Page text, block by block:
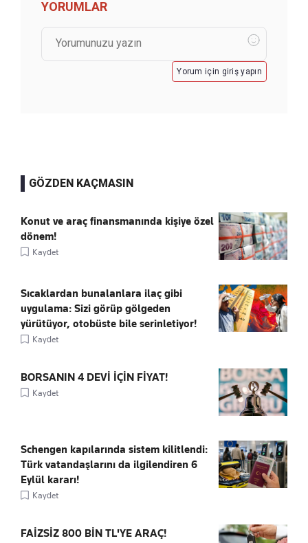
YORUMLAR
Yorum için giriş yapın
GÖZDEN KAÇMASIN
Konut ve araç finansmanında kişiye özel
dönem!
Kaydet
Sıcaklardan bunalanlara ilaç gibi
uygulama: Sizi görüp gölgeden
yürütüyor, otobüste bile serinletiyor!
Kaydet
BORSANIN 4 DEVİ İÇİN FİYAT!
Kaydet
Schengen kapılarında sistem kilitlendi:
Türk vatandaşlarını da ilgilendiren 6
Eylül kararı!
Kaydet
FAİZSİZ 800 BİN TL'YE ARAÇ!